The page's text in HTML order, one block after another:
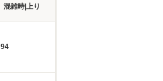
混雑時|上り
94